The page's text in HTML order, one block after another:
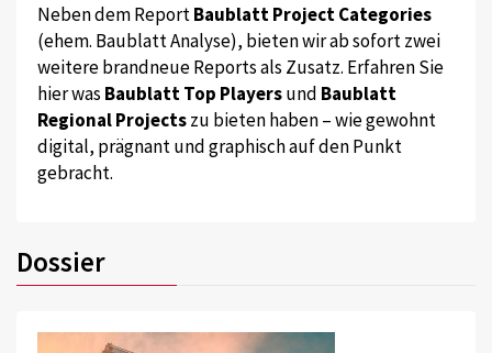
Neben dem ReportBaublatt Project Categories
(ehem. Baublatt Analyse), bieten wir ab sofort zwei
weitere brandneue Reports als Zusatz. Erfahren Sie
hier was Baublatt Top Playersund Baublatt
Regional Projectszu bieten haben – wie gewohnt
digital, prägnant und graphisch auf den Punkt
gebracht.
Dossier